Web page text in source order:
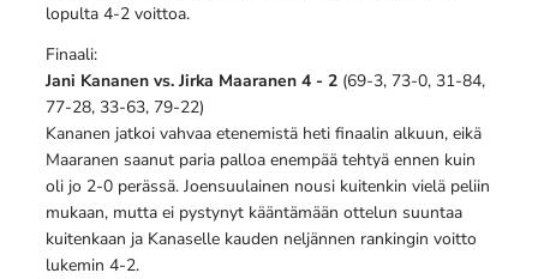
lopulta 4-2 voittoa.
Finaali:
Jani Kananen vs. Jirka Maaranen 4 - 2(69-3, 73-0, 31-84,
77-28, 33-63, 79-22)
Kananen jatkoi vahvaa etenemistä heti finaalin alkuun, eikä
Maaranen saanut paria palloa enempää tehtyä ennen kuin
oli jo 2-0 perässä. Joensuulainen nousi kuitenkin vielä peliin
mukaan, mutta ei pystynyt kääntämään ottelun suuntaa
kuitenkaan ja Kanaselle kauden neljännen rankingin voitto
lukemin 4-2.